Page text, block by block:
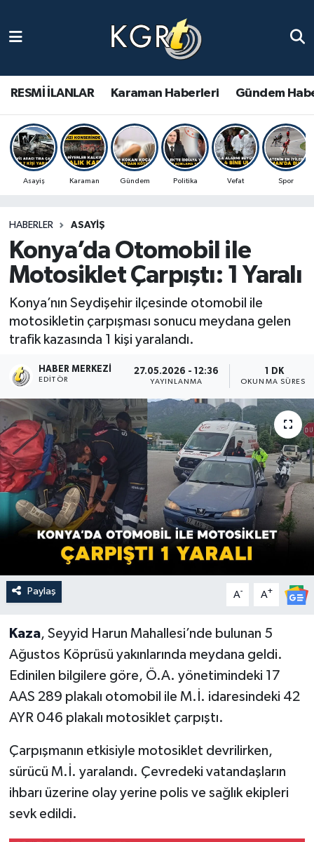
RESMİ İLANLAR Karaman Haberleri Gündem
Asayiş Karaman Gündem Politika Vefat Spor
HABERLER ASAYIŞ
Konya’da Otomobil ile
Motosiklet Çarpıştı: 1 Yaralı
Konya’nın Seydişehir ilçesinde otomobil ile
motosikletin çarpışması sonucu meydana gelen
trafik kazasında 1 kişi yaralandı.
HABER MERKEZI
EDITÖR
27.05.2026 - 12:36
YAYINLANMA
1 DK
OKUNMA SÜRESI
Paylaş A- A+
Kaza, Seyyid Harun Mahallesi’nde bulunan 5
Ağustos Köprüsü yakınlarında meydana geldi.
Edinilen bilgilere göre, Ö.A. yönetimindeki 17
AAS 289 plakalı otomobil ile M.İ. idaresindeki 42
AYR 046 plakalı motosiklet çarpıştı.
Çarpışmanın etkisiyle motosiklet devrilirken,
sürücü M.İ. yaralandı. Çevredeki vatandaşların
ihbarı üzerine olay yerine polis ve sağlık ekipleri
sevk edildi.
Gündem Haberleri
Güncel Haberler
Spor Haberleri
Ulusal Haberler
Vefat Edenler